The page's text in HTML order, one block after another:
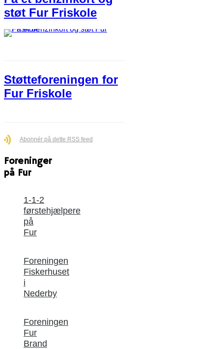
støt Fur Friskole
Støtteforeningen for
Fur Friskole
Abonnér på dette RSS feed
Foreninger
på Fur
1-1-2
førstehjælpere
på
Fur
Foreningen
Fiskerhuset
i
Nederby
Foreningen
Fur
Brand